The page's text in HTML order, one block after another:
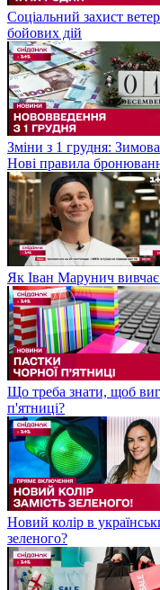
Соціальний захист
бойових дій
Зміни з 1 грудня:
Нові правила
Як Іван Марунич
Що треба знати, щоб
п'ятниці?
Новий колір в
зеленого?